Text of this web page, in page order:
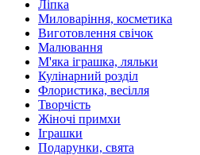
Ліпка
Миловаріння, косметика
Виготовлення свічок
Малювання
М'яка іграшка, ляльки
Кулінарний розділ
Флористика, весілля
Творчість
Жіночі примхи
Іграшки
Подарунки, свята